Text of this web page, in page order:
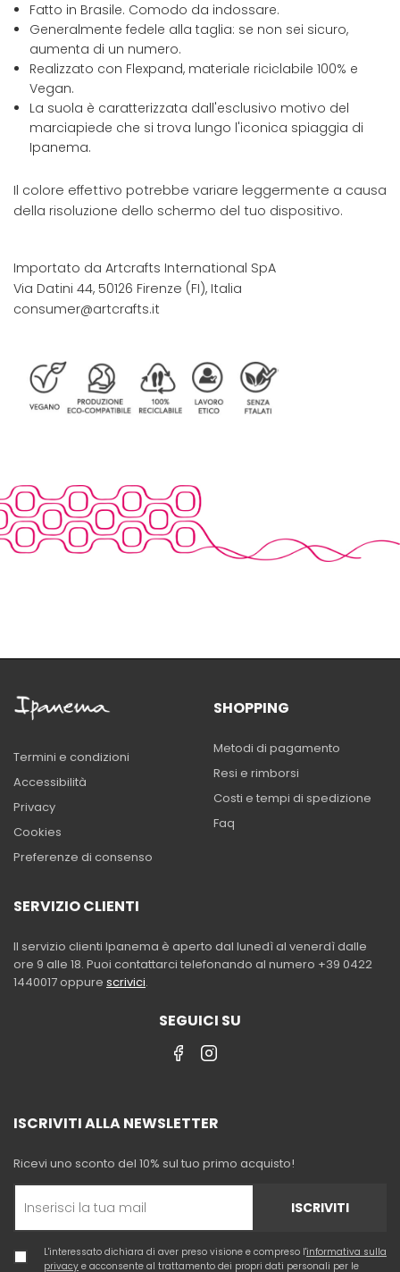
Fatto in Brasile. Comodo da indossare.
Generalmente fedele alla taglia: se non sei sicuro,
aumenta di un numero.
Realizzato con Flexpand, materiale riciclabile 100% e
Vegan.
La suola è caratterizzata dall'esclusivo motivo del
marciapiede che si trova lungo l'iconica spiaggia di
Ipanema.
Il colore effettivo potrebbe variare leggermente a causa
della risoluzione dello schermo del tuo dispositivo.
Importato da Artcrafts International SpA
Via Datini 44, 50126 Firenze (FI), Italia
consumer@artcrafts.it
Termini e condizioni
Accessibilità
Privacy
Cookies
Preferenze di consenso
SHOPPING
Metodi di pagamento
Resi e rimborsi
Costi e tempi di spedizione
Faq
SERVIZIO CLIENTI
Il servizio clienti Ipanema è aperto dal lunedì al venerdì dalle
ore 9 alle 18. Puoi contattarci telefonando al numero +39 0422
1440017 oppure scrivici.
SEGUICI SU
ISCRIVITI ALLA NEWSLETTER
Ricevi uno sconto del 10% sul tuo primo acquisto!
ISCRIVITI
L'interessato dichiara di aver preso visione e compreso l'informativa sulla
privacy e acconsente al trattamento dei propri dati personali per le